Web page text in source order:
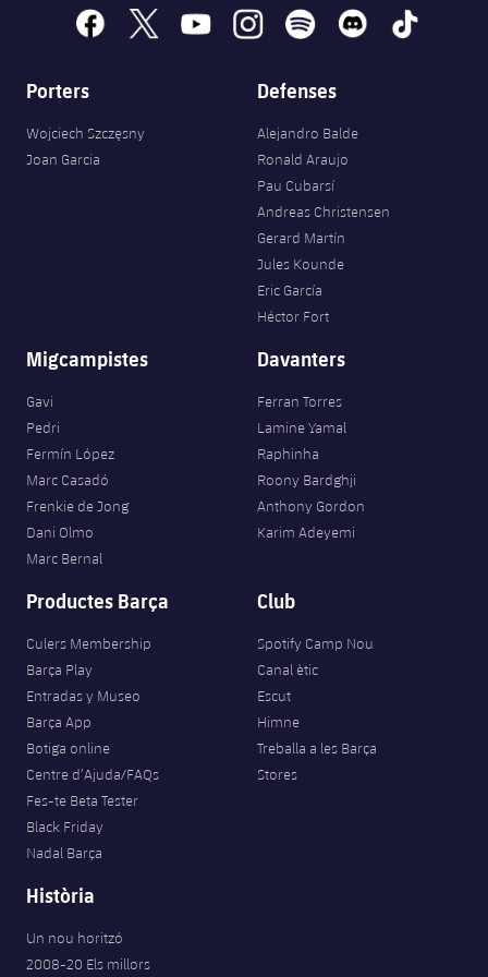
facebook
x youtubeinstagramspotify discord tiktok
Porters
Wojciech Szczęsny
Joan Garcia
Defenses
Alejandro Balde
Ronald Araujo
Pau Cubarsí
Andreas Christensen
Gerard Martín
Jules Kounde
Eric García
Héctor Fort
Migcampistes
Gavi
Pedri
Fermín López
Marc Casadó
Frenkie de Jong
Dani Olmo
Marc Bernal
Davanters
Ferran Torres
Lamine Yamal
Raphinha
Roony Bardghji
Anthony Gordon
Karim Adeyemi
Productes Barça
Culers Membership
Barça Play
Entradas y Museo
Barça App
Botiga online
Centre d’Ajuda/FAQs
Fes-te Beta Tester
Black Friday
Nadal Barça
Club
Spotify Camp Nou
Canal ètic
Escut
Himne
Treballa a les Barça
Stores
Història
Un nou horitzó
2008-20 Els millors